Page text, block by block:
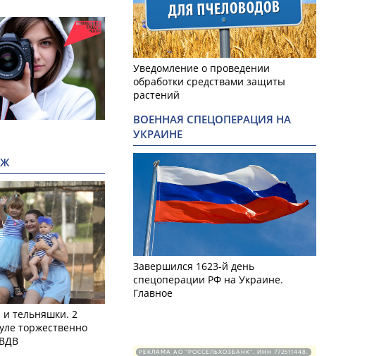
и тельняшки. 2
торжественно
Уведомление о проведении
обработки средствами защиты
растений
ВОЕННАЯ СПЕЦОПЕРАЦИЯ НА
УКРАИНЕ
Завершился 1623-й день
спецоперации РФ на Украине.
Главное
РЕКЛАМА АО "РОССЕЛЬХОЗБАНК". ИНН 772511448.